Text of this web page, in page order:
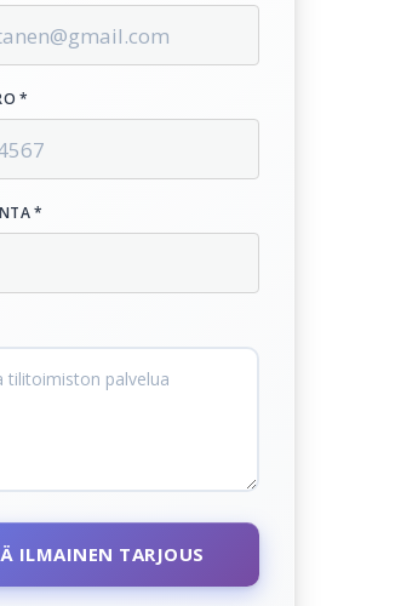
*
*
ILMAINEN TARJOUS